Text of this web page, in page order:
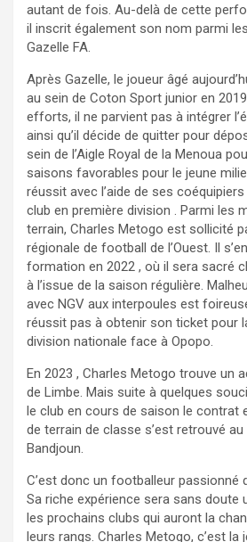
autant de fois. Au-delà de cette
il inscrit également son nom parmi
Gazelle FA.
Après Gazelle, le joueur âgé
au sein de Coton Sport junior en
efforts, il ne parvient pas à intégrer
ainsi qu’il décide de quitter pour
sein de l’Aigle Royal de la Menoua
saisons favorables pour le jeune
réussit avec l’aide de ses
club en première division . Parmi les
terrain, Charles Metogo est sollicité
régionale de football de l’Ouest. Il
formation en 2022 , où il sera sacré
à l’issue de la saison régulière.
avec NGV aux interpoules est
réussit pas à obtenir son ticket pour
division nationale face à Opopo.
En 2023 , Charles Metogo trouve un
de Limbe. Mais suite à quelques
le club en cours de saison le contrat
de terrain de classe s’est retrouvé
Bandjoun.
C’est donc un footballeur passionné
Sa riche expérience sera sans doute
les prochains clubs qui auront la
leurs rangs. Charles Metogo, c’est la